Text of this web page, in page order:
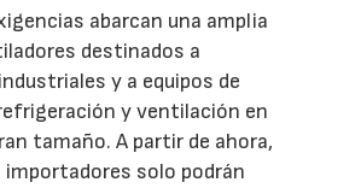
abarcan una amplia
destinados a
y a equipos de
y ventilación en
tamaño. A partir de ahora,
solo podrán